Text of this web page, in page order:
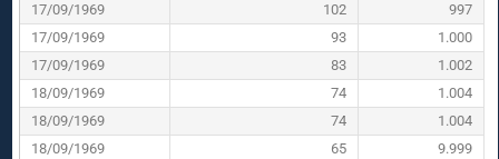
17/09/1969
102
997
17/09/1969
93
1.000
17/09/1969
83
1.002
18/09/1969
74
1.004
18/09/1969
74
1.004
18/09/1969
65
9.999